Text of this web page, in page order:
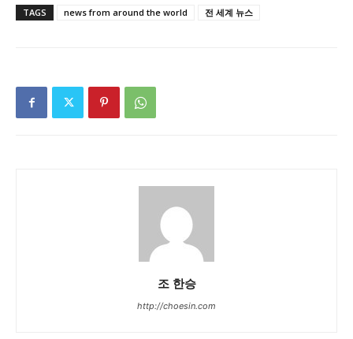
TAGS news from around the world 전 세계 뉴스
조 한승
http://choesin.com